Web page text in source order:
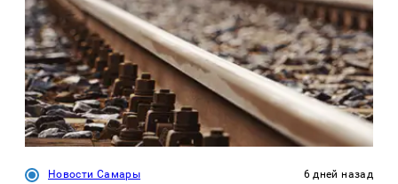
Новости Самары 6 дней назад